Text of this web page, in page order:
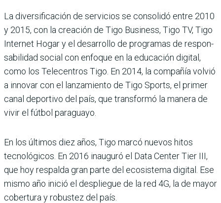
La diversificación de servi­cios se consolidó entre 2010
y 2015, con la creación de Tigo Business, Tigo TV, Tigo
Internet Hogar y el desarro­llo de programas de respon­
sabilidad social con enfoque en la educación digital,
como los Telecentros Tigo. En 2014, la compañía volvió
a inno­var con el lanzamiento de Tigo Sports, el primer
canal deportivo del país, que trans­formó la manera de
vivir el fútbol paraguayo.
En los últimos diez años, Tigo marcó nuevos hitos
tecno­lógicos. En 2016 inauguró el Data Center Tier III,
que hoy respalda gran parte del eco­sistema digital. Ese
mismo año inició el despliegue de la red 4G, la de mayor
cobertura y robustez del país.